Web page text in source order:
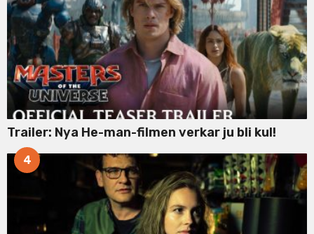
Trailer: Nya He-man-filmen verkar ju bli kul!
4